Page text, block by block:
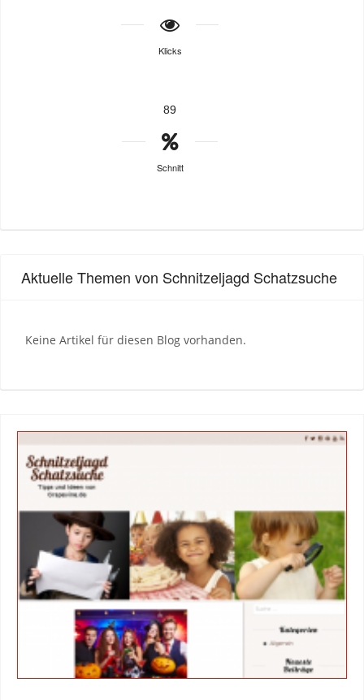
Klicks
89
Schnitt
Aktuelle Themen von Schnitzeljagd Schatzsuche
Keine Artikel für diesen Blog vorhanden.